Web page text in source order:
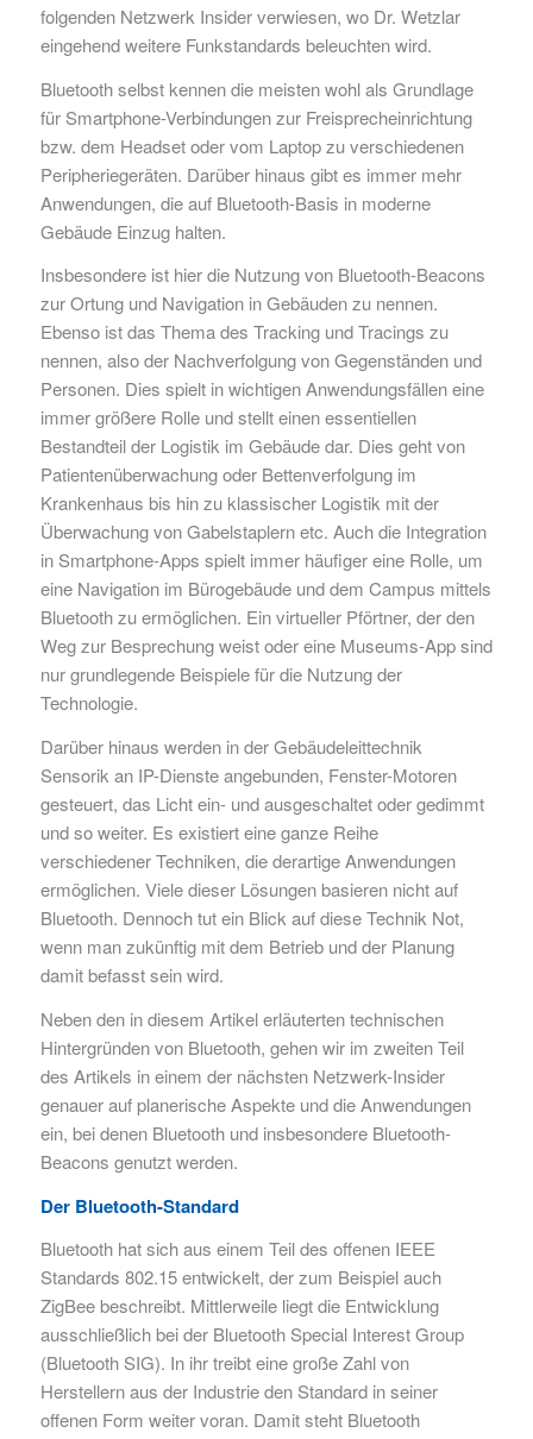
folgenden Netzwerk Insider verwiesen, wo Dr. Wetzlar
eingehend weitere Funkstandards beleuchten wird.
Bluetooth selbst kennen die meisten wohl als Grundlage
für Smartphone-Verbindungen zur Freisprecheinrichtung
bzw. dem Headset oder vom Laptop zu verschiedenen
Peripheriegeräten. Darüber hinaus gibt es immer mehr
Anwendungen, die auf Bluetooth-Basis in moderne
Gebäude Einzug halten.
Insbesondere ist hier die Nutzung von Bluetooth-Beacons
zur Ortung und Navigation in Gebäuden zu nennen.
Ebenso ist das Thema des Tracking und Tracings zu
nennen, also der Nachverfolgung von Gegenständen und
Personen. Dies spielt in wichtigen Anwendungsfällen eine
immer größere Rolle und stellt einen essentiellen
Bestandteil der Logistik im Gebäude dar. Dies geht von
Patientenüberwachung oder Bettenverfolgung im
Krankenhaus bis hin zu klassischer Logistik mit der
Überwachung von Gabelstaplern etc. Auch die Integration
in Smartphone-Apps spielt immer häufiger eine Rolle, um
eine Navigation im Bürogebäude und dem Campus mittels
Bluetooth zu ermöglichen. Ein virtueller Pförtner, der den
Weg zur Besprechung weist oder eine Museums-App sind
nur grundlegende Beispiele für die Nutzung der
Technologie.
Darüber hinaus werden in der Gebäudeleittechnik
Sensorik an IP-Dienste angebunden, Fenster-Motoren
gesteuert, das Licht ein- und ausgeschaltet oder gedimmt
und so weiter. Es existiert eine ganze Reihe
verschiedener Techniken, die derartige Anwendungen
ermöglichen. Viele dieser Lösungen basieren nicht auf
Bluetooth. Dennoch tut ein Blick auf diese Technik Not,
wenn man zukünftig mit dem Betrieb und der Planung
damit befasst sein wird.
Neben den in diesem Artikel erläuterten technischen
Hintergründen von Bluetooth, gehen wir im zweiten Teil
des Artikels in einem der nächsten Netzwerk-Insider
genauer auf planerische Aspekte und die Anwendungen
ein, bei denen Bluetooth und insbesondere Bluetooth-
Beacons genutzt werden.
Der Bluetooth-Standard
Bluetooth hat sich aus einem Teil des offenen IEEE
Standards 802.15 entwickelt, der zum Beispiel auch
ZigBee beschreibt. Mittlerweile liegt die Entwicklung
ausschließlich bei der Bluetooth Special Interest Group
(Bluetooth SIG). In ihr treibt eine große Zahl von
Herstellern aus der Industrie den Standard in seiner
offenen Form weiter voran. Damit steht Bluetooth